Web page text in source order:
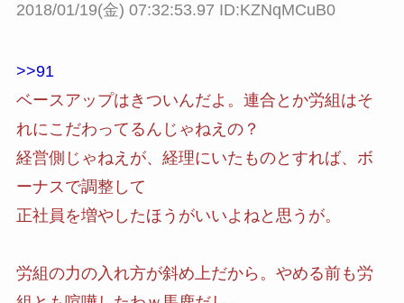
2018/01/19(金) 07:32:53.97 ID:KZNqMCuB0
>>91
ベースアップはきついんだよ。連合とか労組はそ
れにこだわってるんじゃねえの？
経営側じゃねえが、経理にいたものとすれば、ボ
ーナスで調整して
正社員を増やしたほうがいいよねと思うが。
労組の力の入れ方が斜め上だから。やめる前も労